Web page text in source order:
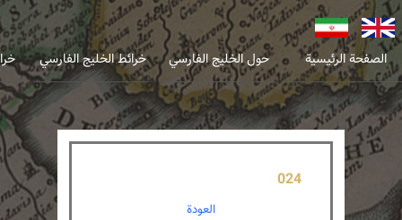
الصفحة الرئيسية حول الخليج الفارسي خرائط الخليج الفارسي
انگلیسی فارسی
024
العودة